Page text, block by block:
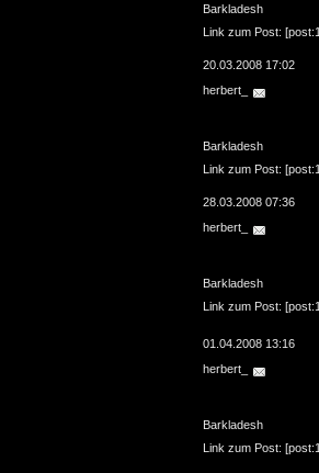
Barkladesh
Link zum Post:
20.03.2008 17:02
herbert_
Barkladesh
Link zum Post:
28.03.2008 07:36
herbert_
Barkladesh
Link zum Post:
01.04.2008 13:16
herbert_
Barkladesh
Link zum Post: